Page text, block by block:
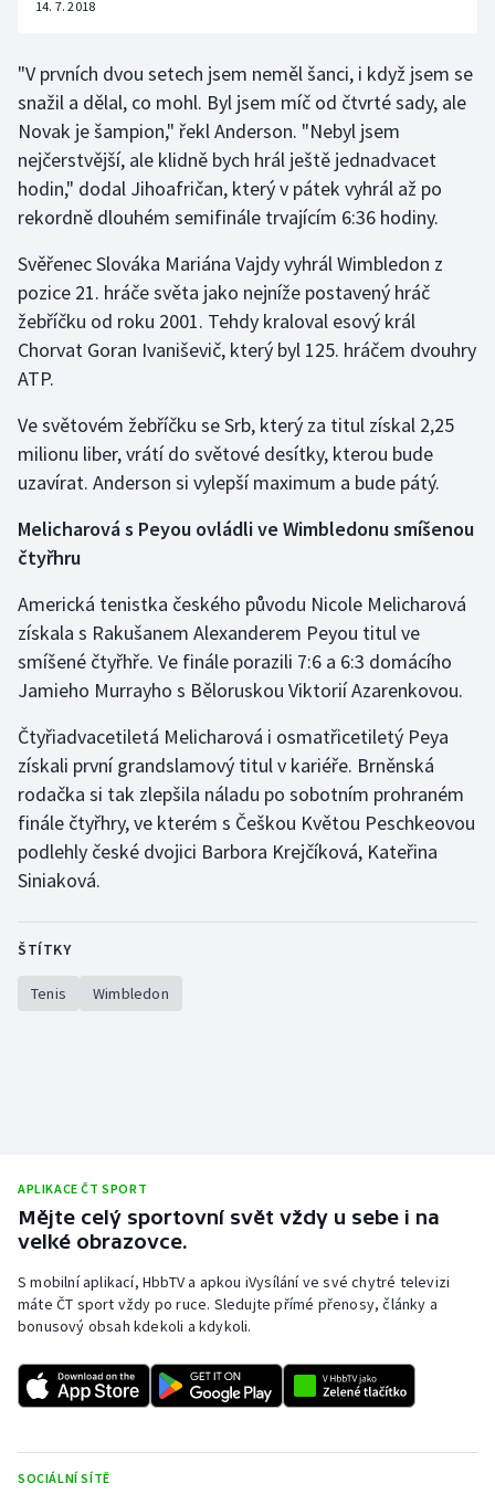
14. 7. 2018
"V prvních dvou setech jsem neměl šanci, i když jsem se
snažil a dělal, co mohl. Byl jsem míč od čtvrté sady, ale
Novak je šampion," řekl Anderson. "Nebyl jsem
nejčerstvější, ale klidně bych hrál ještě jednadvacet
hodin," dodal Jihoafričan, který v pátek vyhrál až po
rekordně dlouhém semifinále trvajícím 6:36 hodiny.
Svěřenec Slováka Mariána Vajdy vyhrál Wimbledon z
pozice 21. hráče světa jako nejníže postavený hráč
žebříčku od roku 2001. Tehdy kraloval esový král
Chorvat Goran Ivaniševič, který byl 125. hráčem dvouhry
ATP.
Ve světovém žebříčku se Srb, který za titul získal 2,25
milionu liber, vrátí do světové desítky, kterou bude
uzavírat. Anderson si vylepší maximum a bude pátý.
Melicharová s Peyou ovládli ve Wimbledonu smíšenou
čtyřhru
Americká tenistka českého původu Nicole Melicharová
získala s Rakušanem Alexanderem Peyou titul ve
smíšené čtyřhře. Ve finále porazili 7:6 a 6:3 domácího
Jamieho Murrayho s Běloruskou Viktorií Azarenkovou.
Čtyřiadvacetiletá Melicharová i osmatřicetiletý Peya
získali první grandslamový titul v kariéře. Brněnská
rodačka si tak zlepšila náladu po sobotním prohraném
finále čtyřhry, ve kterém s Češkou Květou Peschkeovou
podlehly české dvojici Barbora Krejčíková, Kateřina
Siniaková.
ŠTÍTKY
Tenis Wimbledon
APLIKACE ČT SPORT
Mějte celý sportovní svět vždy u sebe i na
velké obrazovce.
S mobilní aplikací, HbbTV a apkou iVysílání ve své chytré televizi
máte ČT sport vždy po ruce. Sledujte přímé přenosy, články a
bonusový obsah kdekoli a kdykoli.
SOCIÁLNÍ SÍTĚ